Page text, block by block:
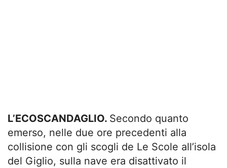
L’ECOSCANDAGLIO. Secondo quanto
emerso, nelle due ore precedenti alla
collisione con gli scogli de Le Scole all’isola
del Giglio, sulla nave era disattivato il